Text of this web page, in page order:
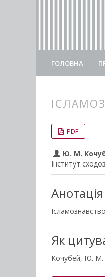
ГОЛОВНА
PDF
Ю. М.
Інститут
Анотація
Як
Кочубей, Ю. М.